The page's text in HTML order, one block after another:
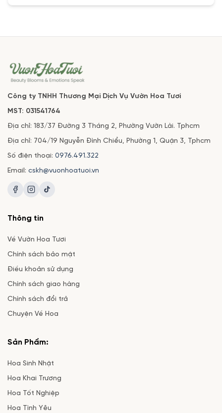
Công ty TNHH Thương Mại Dịch Vụ Vườn Hoa Tươi
MST: 031541764
Địa chỉ: 183/37 Đường 3 Tháng 2, Phường Vườn Lài. Tphcm
Địa chỉ: 704/19 Nguyễn Đình Chiểu, Phường 1, Quận 3, Tphcm
Số điện thoại: 0976.491.322
Email: cskh@vuonhoatuoi.vn
Thông tin
Về Vườn Hoa Tươi
Chính sách bảo mật
Điều khoản sử dụng
Chính sách giao hàng
Chính sách đổi trả
Chuyện Về Hoa
Sản Phẩm:
Hoa Sinh Nhật
Hoa Khai Trương
Hoa Tốt Nghiệp
Hoa Tình Yêu